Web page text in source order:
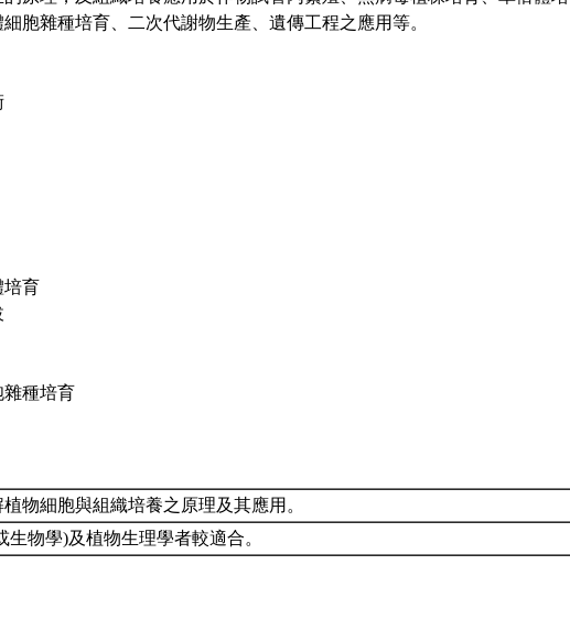
胞雜種培育、二次代謝物生產、遺傳工程之應用等。
培育
雜種培育
物細胞與組織培養之原理及其應用。
生物學)及植物生理學者較適合。